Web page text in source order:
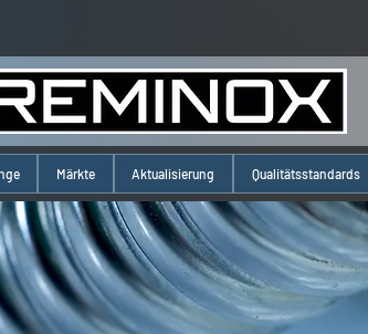
Märkte Aktualisierung Qualitätsstandards